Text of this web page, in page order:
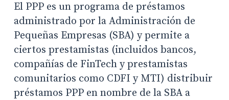
El PPP es un programa de préstamos
administrado por la Administración de
Pequeñas Empresas (SBA) y permite a
ciertos prestamistas (incluidos bancos,
compañías de FinTech y prestamistas
comunitarios como CDFI y MTI) distribuir
préstamos PPP en nombre de la SBA a